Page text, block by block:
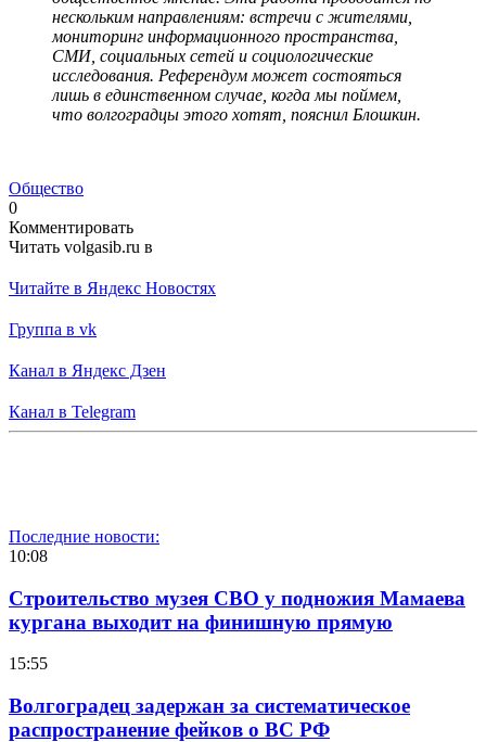
нескольким направлениям: встречи с жителями,
мониторинг информационного пространства,
СМИ, социальных сетей и социологические
исследования. Референдум может состояться
лишь в единственном случае, когда мы поймем,
что волгоградцы этого хотят, пояснил Блошкин.
Общество
0
Комментировать
Читать volgasib.ru в
Читайте в Яндекс Новостях
Группа в vk
Канал в Яндекс Дзен
Канал в Telegram
Последние новости:
10:08
Строительство музея СВО у подножия Мамаева
кургана выходит на финишную прямую
15:55
Волгоградец задержан за систематическое
распространение фейков о ВС РФ